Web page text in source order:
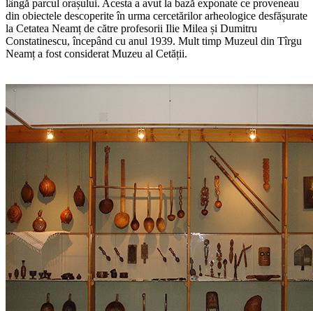
lângă parcul orașului. Acesta a avut la bază exponate ce proveneau
din obiectele descoperite în urma cercetărilor arheologice desfășurate
la Cetatea Neamț de către profesorii Ilie Milea și Dumitru
Constatinescu, începând cu anul 1939. Mult timp Muzeul din Tîrgu
Neamț a fost considerat Muzeu al Cetății.